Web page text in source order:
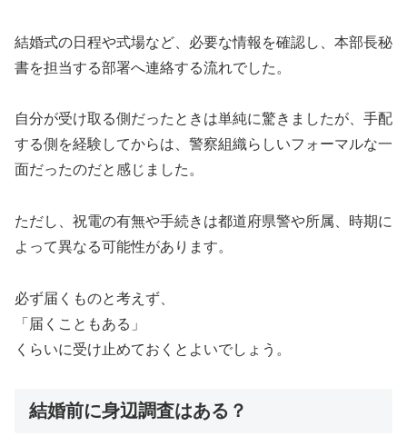
結婚式の日程や式場など、必要な情報を確認し、本部長秘
書を担当する部署へ連絡する流れでした。
自分が受け取る側だったときは単純に驚きましたが、手配
する側を経験してからは、警察組織らしいフォーマルな一
面だったのだと感じました。
ただし、祝電の有無や手続きは都道府県警や所属、時期に
よって異なる可能性があります。
必ず届くものと考えず、
「届くこともある」
くらいに受け止めておくとよいでしょう。
結婚前に身辺調査はある？